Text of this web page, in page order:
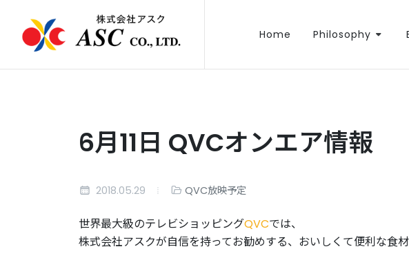
Home Philosophy
6月11日 QVCオンエア情報
2018.05.29 QVC放映予定
世界最大級のテレビショッピングQVCでは、
株式会社アスクが自信を持ってお勧めする、おいしくて便利な食材